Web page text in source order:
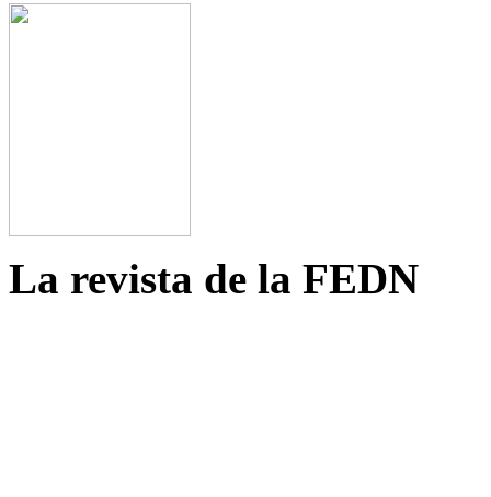
La revista de la FEDN